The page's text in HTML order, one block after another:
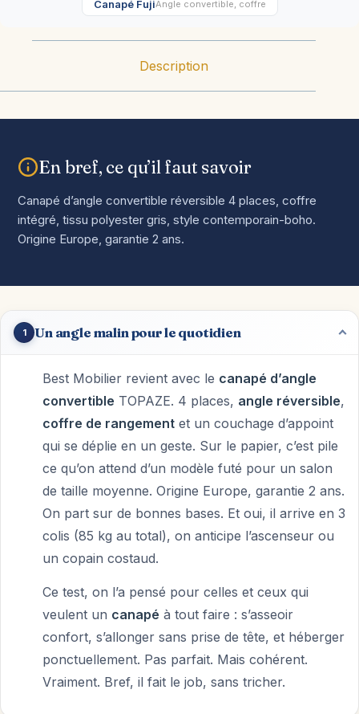
Canapé FujiAngle convertible, coffre
Description
En bref, ce qu’il faut savoir
Canapé d’angle convertible réversible 4 places, coffre
intégré, tissu polyester gris, style contemporain-boho.
Origine Europe, garantie 2 ans.
1 Un angle malin pour le quotidien
Best Mobilier revient avec le canapé d’angle
convertible TOPAZE. 4 places, angle réversible,
coffre de rangement et un couchage d’appoint
qui se déplie en un geste. Sur le papier, c’est pile
ce qu’on attend d’un modèle futé pour un salon
de taille moyenne. Origine Europe, garantie 2 ans.
On part sur de bonnes bases. Et oui, il arrive en 3
colis (85 kg au total), on anticipe l’ascenseur ou
un copain costaud.
Ce test, on l’a pensé pour celles et ceux qui
veulent un canapé à tout faire : s’asseoir
confort, s’allonger sans prise de tête, et héberger
ponctuellement. Pas parfait. Mais cohérent.
Vraiment. Bref, il fait le job, sans tricher.